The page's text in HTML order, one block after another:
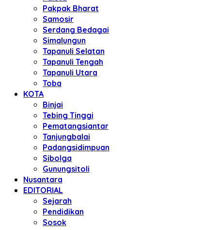
Pakpak Bharat
Samosir
Serdang Bedagai
Simalungun
Tapanuli Selatan
Tapanuli Tengah
Tapanuli Utara
Toba
KOTA
Binjai
Tebing Tinggi
Pematangsiantar
Tanjungbalai
Padangsidimpuan
Sibolga
Gunungsitoli
Nusantara
EDITORIAL
Sejarah
Pendidikan
Sosok